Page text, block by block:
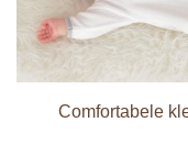
Comfortabele